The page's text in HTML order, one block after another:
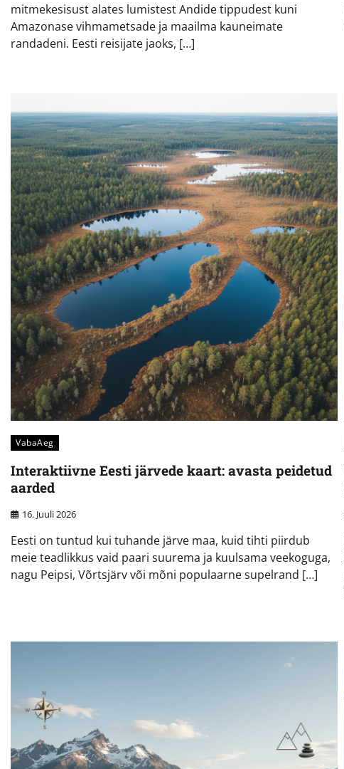
mitmekesisust alates lumistest Andide tippudest kuni
Amazonase vihmametsade ja maailma kauneimate
randadeni. Eesti reisijate jaoks, […]
VabaAeg
Interaktiivne Eesti järvede kaart: avasta peidetud
aarded
16. Juuli 2026
Eesti on tuntud kui tuhande järve maa, kuid tihti piirdub
meie teadlikkus vaid paari suurema ja kuulsama veekoguga,
nagu Peipsi, Võrtsjärv või mõni populaarne supelrand […]